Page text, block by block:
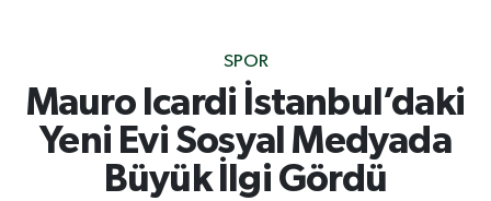
SPOR
Mauro Icardi İstanbul’daki
Yeni Evi Sosyal Medyada
Büyük İlgi Gördü